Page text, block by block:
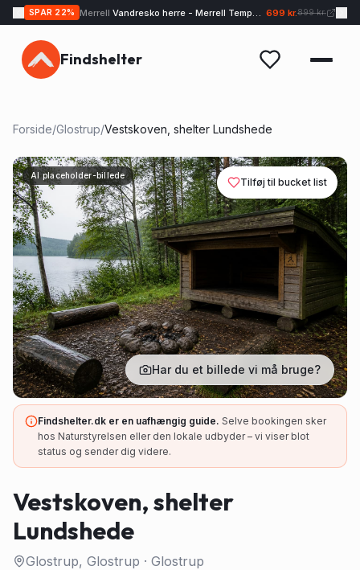
SPAR 22% Merrell Vandresko herre - Merrell Tempo EXP - Sand 699 kr.899 kr.
Findshelter
Forside/Glostrup/Vestskoven, shelter Lundshede
AI placeholder-billede
Tilføj til bucket list
Har du et billede vi må bruge?
Findshelter.dk er en uafhængig guide. Selve bookingen sker
hos Naturstyrelsen eller den lokale udbyder – vi viser blot
status og sender dig videre.
Vestskoven, shelter
Lundshede
Glostrup, Glostrup · Glostrup